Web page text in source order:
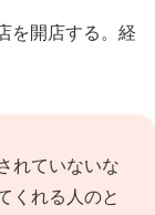
を開店する。経
れていないな
くれる人のと